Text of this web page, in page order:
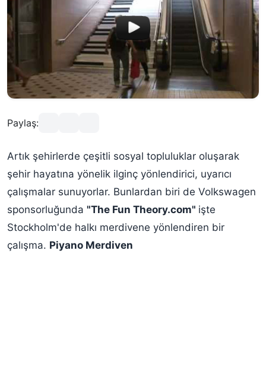
Paylaş:
Artık şehirlerde çeşitli sosyal topluluklar oluşarak
şehir hayatına yönelik ilginç yönlendirici, uyarıcı
çalışmalar sunuyorlar. Bunlardan biri de Volkswagen
sponsorluğunda "The Fun Theory.com" işte
Stockholm'de halkı merdivene yönlendiren bir
çalışma. Piyano Merdiven